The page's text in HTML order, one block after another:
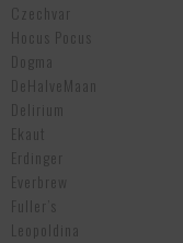
Czechvar
Hocus Pocus
Dogma
DeHalveMaan
Delirium
Ekaut
Erdinger
Everbrew
Fuller’s
Leopoldina